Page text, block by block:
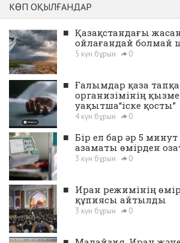
КӨП ОҚЫЛҒАНДАР
■ Қазақстандағы
ойлағандай болмай
5 күн бұрын 0
■ Ғалымдар қаза
организімінің
уақытша“іске қосты”
4 күн бұрын 0
■ Бір ел бар әр 5
азаматы өмірден
3 күн бұрын 0
■ Иран режимінің
құпиясы айтылды
3 күн бұрын 0